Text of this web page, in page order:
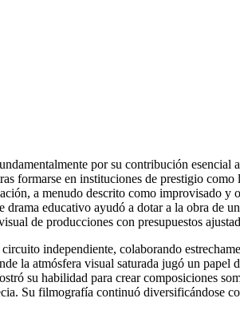
por su contribución
formarse en instituciones de prestigio
a menudo descrito como improvisado
educativo ayudó a dotar a la obra de
de producciones con presupuestos
independiente, colaborando
la atmósfera visual saturada jugó un papel
su habilidad para crear composiciones
Su filmografía continuó diversificándose